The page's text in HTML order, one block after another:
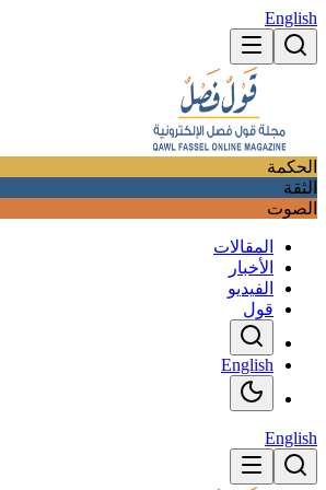
English
الحكمة
الثقة
الصوت
المقالات
الأخبار
الفيديو
قول
English
English